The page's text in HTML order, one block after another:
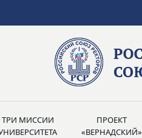
ТРИ МИССИИ
ПРОЕКТ
«ВЕРНАДСКИЙ»